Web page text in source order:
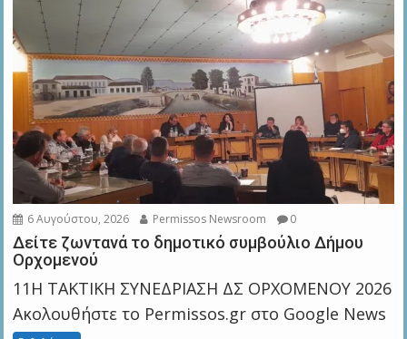
6 Αυγούστου, 2026 Permissos Newsroom 0
Δείτε ζωντανά το δημοτικό συμβούλιο Δήμου
Ορχομενού
11Η ΤΑΚΤΙΚΗ ΣΥΝΕΔΡΙΑΣΗ ΔΣ ΟΡΧΟΜΕΝΟΥ 2026
Ακολουθήστε το Permissos.gr στο Google News